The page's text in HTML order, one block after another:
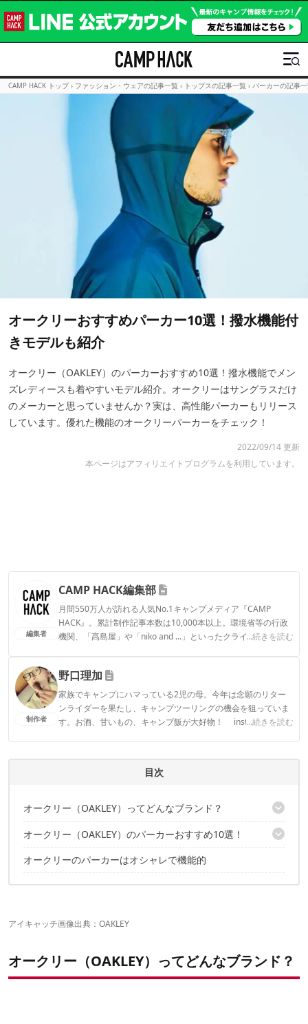
CAMP HACK トップ › ファッション・ウェアの記事一覧 › トップスの記事一覧 › パーカーの記事
オークリーおすすめパーカー10選！撥水機能付
きモデルも紹介
オークリー（OAKLEY）のパーカーおすすめ10選！撥水機能でメン
ズレディースも着やすいモデル紹介。オークリーはサングラスだけ
のメーカーと思っていませんか？実は、高性能パーカーもリリース
しています。優れた機能のオークリーパーカーをチェック！
2022/09/14 更新
本ページはアフィリエイトプログラムを利用しています。
編集者
CAMP HACK編集部
月間550万人が訪れる人気No.1キャンプメディア『CAMP
HACK』。累計制作記事本数は10,000本以上。環境省等の行政
機関、「髙島屋」や「niko and ...」といったクライアントとの
...続きを読む
CAMP HACK編集部のプロフィール
制作者
野口理加
家族でキャンプにハマっている2児の母。今年は念願のリター
ンライダーを果たし、キャンプツーリングの機会を狙っていま
す。お酒、甘いもの、キャンプ飯が大好物！ instagramアカ
...続きを読む
目次
オークリー（OAKLEY）ってどんなブランド？
撥水機能モデルがある！
オークリー（OAKLEY）のパーカーおすすめ10選！
オークリーのロゴマークがポイント オークリー DWR ELLIPSE P/O
メディアポケット採用 オークリー Lockup Durable Water
着心地も抜群 オークリー 2016 FALL DWR ELLIPE P/O HOODIE
首回りは少し深いデザイン オークリー IN WILD CAT DWR
オークリーのパーカーはオシャレで機能的
アイキャッチ画像出典： OAKLEY
オークリー（OAKLEY）ってどんなブランド？